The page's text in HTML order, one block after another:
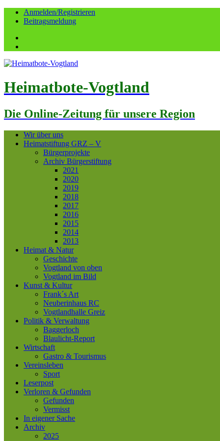
Anmelden/Registrieren
Beitragsmeldung
Heimatbote-Vogtland
Die Online-Zeitung für unsere Region
Wir über uns
Heimatstiftung GRZ – V
Bürgerprojekte
Archiv Bürgerstiftung
2021
2020
2019
2018
2017
2016
2015
2014
2013
Heimat & Natur
Geschichte
Vogtland von oben
Vogtland im Bild
Kunst & Kultur
Frank´s Art
Neuberinhaus RC
Vogtlandhalle Greiz
Politik & Verwaltung
Baggerloch
Blaulicht-Report
Wirtschaft
Gastro & Tourismus
Vereinsleben
Sport
Leserpost
Verloren & Gefunden
Gefunden
Vermisst
In eigener Sache
Archiv
2025